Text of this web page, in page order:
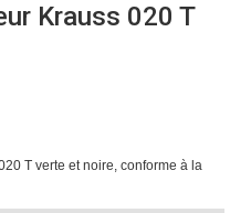
Krauss 020 T
T verte et noire, conforme à la